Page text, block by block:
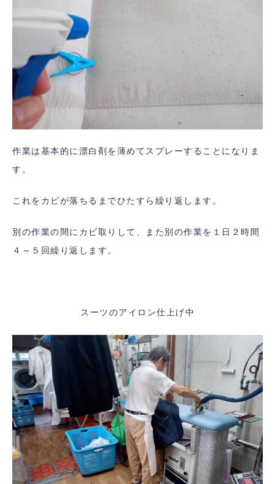
作業は基本的に漂白剤を薄めてスプレーすることになりま
す。
これをカビが落ちるまでひたすら繰り返します。
別の作業の間にカビ取りして、また別の作業を１日２時間
４～５回繰り返します。
スーツのアイロン仕上げ中